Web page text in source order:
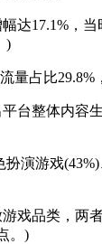
17.1%，
)
占比29.8%
整体内容
游戏
品类，两
。)